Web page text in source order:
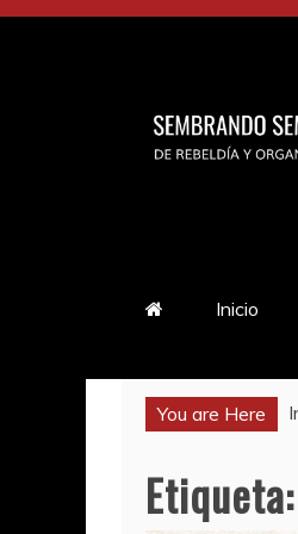
Saltar
Inicio
You are Here
Etiqueta: